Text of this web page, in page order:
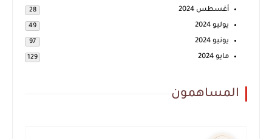
أغسطس 2024 28
يوليو 2024 49
يونيو 2024 97
مايو 2024 129
المساهمون